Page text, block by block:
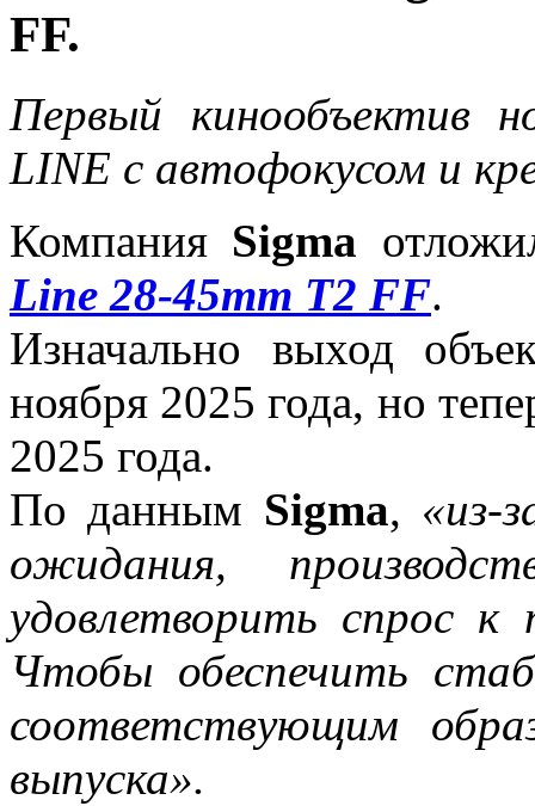
FF.
Первый кинообъектив
LINE с автофокусом и
Компания Sigma
Line 28-45mm T2 FF.
Изначально выход
ноября 2025 года, но
2025 года.
По данным Sigma, «из-
ожидания,
удовлетворить спрос к
Чтобы обеспечить
соответствующим
выпуска».